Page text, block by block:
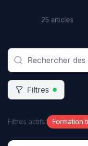
25 articles
Filtres
Filtres actifs: Formation